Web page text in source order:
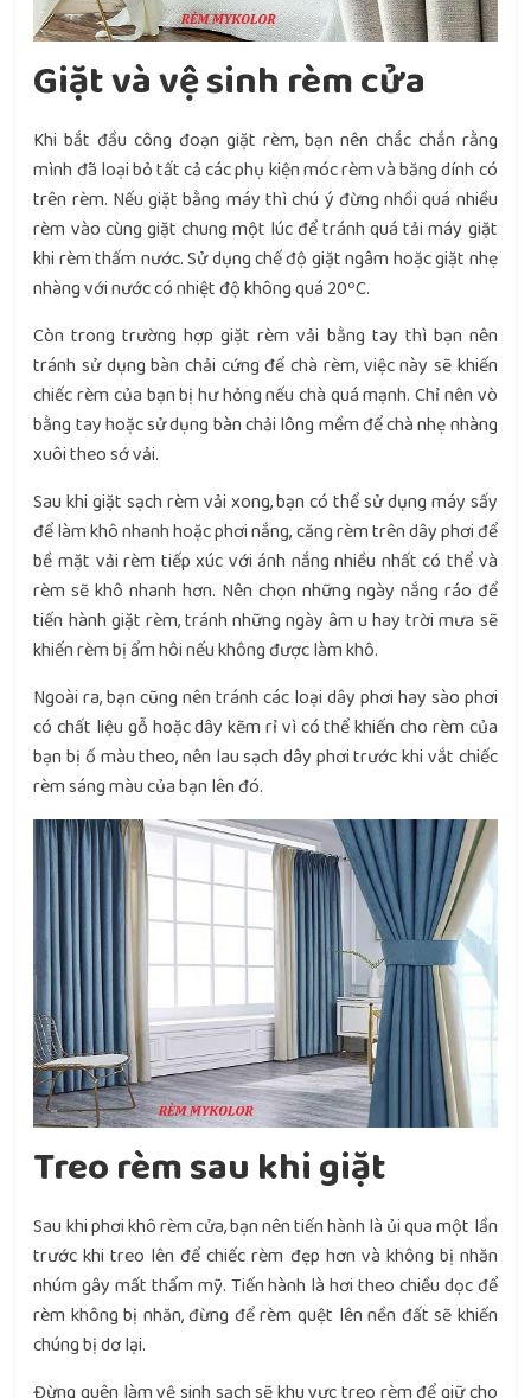
Giặt và vệ sinh rèm cửa
Khi bắt đầu công đoạn giặt rèm, bạn nên chắc chắn rằng
mình đã loại bỏ tất cả các phụ kiện móc rèm và băng dính có
trên rèm. Nếu giặt bằng máy thì chú ý đừng nhồi quá nhiều
rèm vào cùng giặt chung một lúc để tránh quá tải máy giặt
khi rèm thấm nước. Sử dụng chế độ giặt ngâm hoặc giặt nhẹ
nhàng với nước có nhiệt độ không quá 20ºC.
Còn trong trường hợp giặt rèm vải bằng tay thì bạn nên
tránh sử dụng bàn chải cứng để chà rèm, việc này sẽ khiến
chiếc rèm của bạn bị hư hỏng nếu chà quá mạnh. Chỉ nên vò
bằng tay hoặc sử dụng bàn chải lông mềm để chà nhẹ nhàng
xuôi theo sớ vải.
Sau khi giặt sạch rèm vải xong, bạn có thể sử dụng máy sấy
để làm khô nhanh hoặc phơi nắng, căng rèm trên dây phơi để
bề mặt vải rèm tiếp xúc với ánh nắng nhiều nhất có thể và
rèm sẽ khô nhanh hơn. Nên chọn những ngày nắng ráo để
tiến hành giặt rèm, tránh những ngày âm u hay trời mưa sẽ
khiến rèm bị ẩm hôi nếu không được làm khô.
Ngoài ra, bạn cũng nên tránh các loại dây phơi hay sào phơi
có chất liệu gỗ hoặc dây kẽm rỉ vì có thể khiến cho rèm của
bạn bị ố màu theo, nên lau sạch dây phơi trước khi vắt chiếc
rèm sáng màu của bạn lên đó.
Treo rèm sau khi giặt
Sau khi phơi khô rèm cửa, bạn nên tiến hành là ủi qua một lần
trước khi treo lên để chiếc rèm đẹp hơn và không bị nhăn
nhúm gây mất thẩm mỹ. Tiến hành là hơi theo chiều dọc để
rèm không bị nhăn, đừng để rèm quệt lên nền đất sẽ khiến
chúng bị dơ lại.